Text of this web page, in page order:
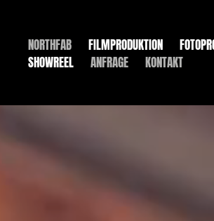
NORTHFAB FILMPRODUKTION
SHOWREEL
ANFRAGE KONTAKT